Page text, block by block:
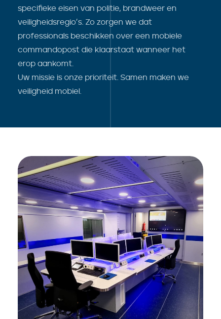
specifieke eisen van politie, brandweer en
veiligheidsregio’s. Zo zorgen we dat
professionals beschikken over een mobiele
commandopost die klaarstaat wanneer het
erop aankomt.
Uw missie is onze prioriteit. Samen maken we
veiligheid mobiel.